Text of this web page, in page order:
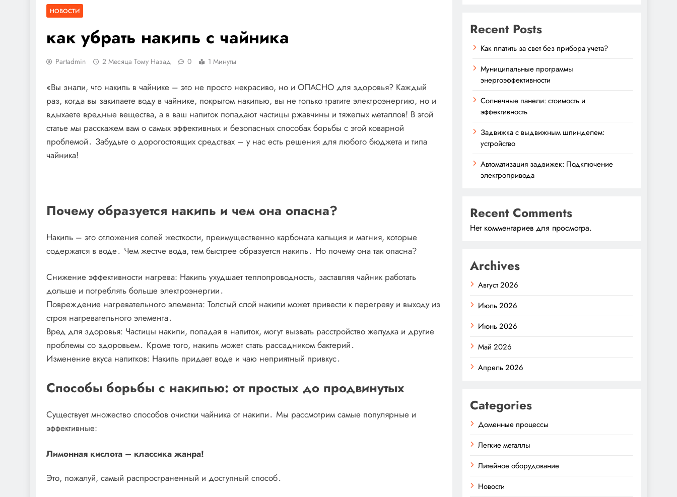
НОВОСТИ
как убрать накипь с чайника
Partadmin 2 Месяца Тому Назад 0 1 Минуты
«Вы знали, что накипь в чайнике – это не просто некрасиво, но и ОПАСНО для здоровья? Каждый
раз, когда вы закипаете воду в чайнике, покрытом накипью, вы не только тратите электроэнергию, но и
вдыхаете вредные вещества, а в ваш напиток попадают частицы ржавчины и тяжелых металлов! В этой
статье мы расскажем вам о самых эффективных и безопасных способах борьбы с этой коварной
проблемой․ Забудьте о дорогостоящих средствах – у нас есть решения для любого бюджета и типа
чайника!
Почему образуется накипь и чем она опасна?
Накипь – это отложения солей жесткости, преимущественно карбоната кальция и магния, которые
содержатся в воде․ Чем жестче вода, тем быстрее образуется накипь․ Но почему она так опасна?
Снижение эффективности нагрева: Накипь ухудшает теплопроводность, заставляя чайник работать
дольше и потреблять больше электроэнергии․
Повреждение нагревательного элемента: Толстый слой накипи может привести к перегреву и выходу из
строя нагревательного элемента․
Вред для здоровья: Частицы накипи, попадая в напиток, могут вызвать расстройство желудка и другие
проблемы со здоровьем․ Кроме того, накипь может стать рассадником бактерий․
Изменение вкуса напитков: Накипь придает воде и чаю неприятный привкус․
Способы борьбы с накипью: от простых до продвинутых
Существует множество способов очистки чайника от накипи․ Мы рассмотрим самые популярные и
эффективные:
Лимонная кислота – классика жанра!
Это, пожалуй, самый распространенный и доступный способ․
Recent Posts
Как платить за свет без прибора учета?
Муниципальные программы
энергоэффективности
Солнечные панели: стоимость и
эффективность
Задвижка с выдвижным шпинделем:
устройство
Автоматизация задвижек: Подключение
электропривода
Recent Comments
Нет комментариев для просмотра.
Archives
Август 2026
Июль 2026
Июнь 2026
Май 2026
Апрель 2026
Categories
Доменные процессы
Легкие металлы
Литейное оборудование
Новости